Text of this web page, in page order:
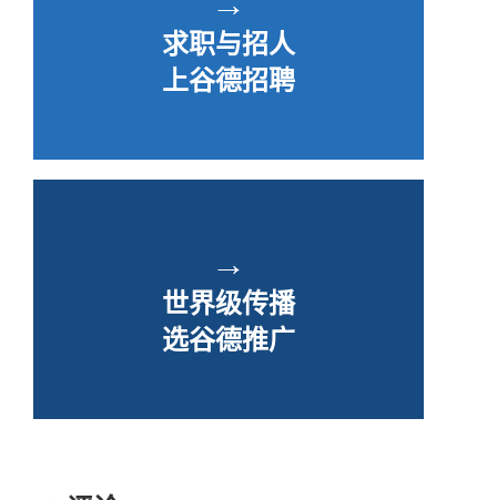
求职与招人
上谷德招聘
→
世界级传播
选谷德推广